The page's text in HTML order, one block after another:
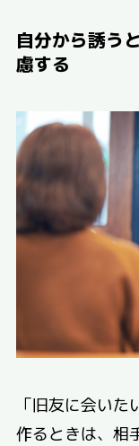
自分から誘う
慮する
「旧友に会い
作るときは、相